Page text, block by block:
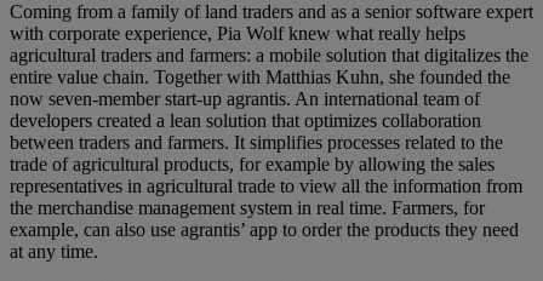
Coming from a family of land traders and as a senior software expert
with corporate experience, Pia Wolf knew what really helps
agricultural traders and farmers: a mobile solution that digitalizes the
entire value chain. Together with Matthias Kuhn, she founded the
now seven-member start-up agrantis. An international team of
developers created a lean solution that optimizes collaboration
between traders and farmers. It simplifies processes related to the
trade of agricultural products, for example by allowing the sales
representatives in agricultural trade to view all the information from
the merchandise management system in real time. Farmers, for
example, can also use agrantis’ app to order the products they need
at any time.